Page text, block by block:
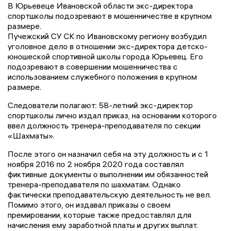
В Юрьевеце Ивановской области экс-директора
спортшколы подозревают в мошенничестве в крупном
размере.
Пучежский СУ СК по Ивановскому региону возбудил
уголовное дело в отношении экс-директора детско-
юношеской спортивной школы города Юрьевец. Его
подозревают в совершении мошенничества с
использованием служебного положения в крупном
размере.
Следователи полагают: 58-летний экс-директор
спортшколы лично издал приказ, на основании которого
ввел должность тренера-преподавателя по секции
«Шахматы».
После этого он назначил себя на эту должность и с 1
ноября 2016 по 2 ноября 2020 года составлял
фиктивные документы о выполнении им обязанностей
тренера-преподавателя по шахматам. Однако
фактически преподавательскую деятельность не вел.
Помимо этого, он издавал приказы о своем
премировании, которые также предоставлял для
начисления ему заработной платы и других выплат.